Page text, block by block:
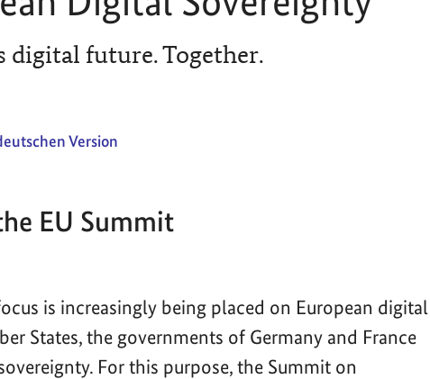
digital future. Together.
Version
EU Summit
is increasingly being placed on European digital
States, the governments of Germany and France
For this purpose, the Summit on